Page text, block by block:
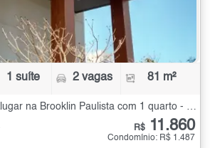
1 suíte 2 vagas 81 m²
Apartamento para Alugar na Brooklin Paulista com 1 quarto - 81 m²
R$ 11.860
Condomínio: R$ 1.487